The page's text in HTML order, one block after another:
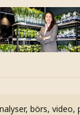
börs, video,